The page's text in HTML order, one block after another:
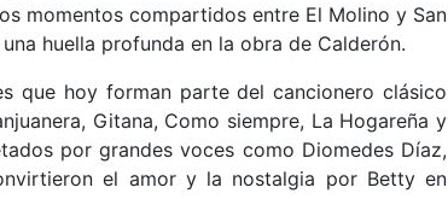
momentos compartidos entre El Molino y San
huella profunda en la obra de Calderón.
que hoy forman parte del cancionero clásico
Gitana, Como siempre, La Hogareña y
por grandes voces como Diomedes Díaz,
el amor y la nostalgia por Betty en